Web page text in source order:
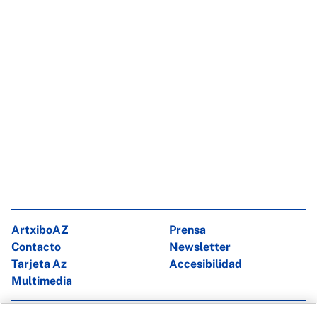
ArtxiboAZ
Prensa
Contacto
Newsletter
Tarjeta Az
Accesibilidad
Multimedia